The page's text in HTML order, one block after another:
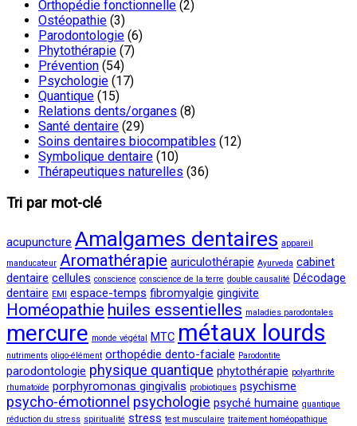
Orthopédie fonctionnelle (2)
Ostéopathie (3)
Parodontologie (6)
Phytothérapie (7)
Prévention (54)
Psychologie (17)
Quantique (15)
Relations dents/organes (8)
Santé dentaire (29)
Soins dentaires biocompatibles (12)
Symbolique dentaire (10)
Thérapeutiques naturelles (36)
Tri par mot-clé
acupuncture Amalgames dentaires appareil
manducateur Aromathérapie auriculothérapie Ayurveda cabinet
dentaire cellules conscience conscience de la terre double causalité Décodage
dentaire EMI espace-temps fibromyalgie gingivite
Homéopathie huiles essentielles maladies parodontales
mercure monde végétal MTC métaux lourds
nutriments oligo-élément orthopédie dento-faciale Parodontite
parodontologie physique quantique phytothérapie polyarthrite
rhumatoïde porphyromonas gingivalis probiotiques psychisme
psycho-émotionnel psychologie psyché humaine quantique
réduction du stress spiritualité stress test musculaire traitement homéopathique